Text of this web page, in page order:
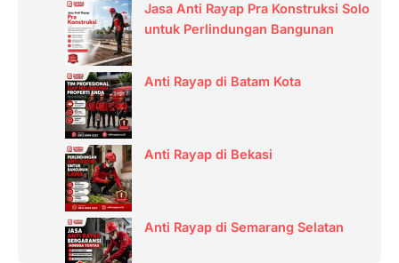
Jasa Anti Rayap Pra Konstruksi Solo
untuk Perlindungan Bangunan
Anti Rayap di Batam Kota
Anti Rayap di Bekasi
Anti Rayap di Semarang Selatan